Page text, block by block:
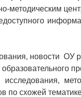
методическим
по схожей